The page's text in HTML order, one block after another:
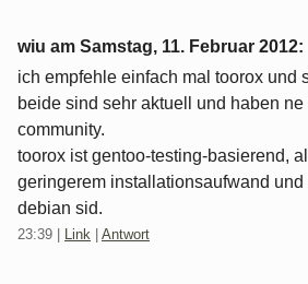
wiu am Samstag, 11. Februar 2012:
ich empfehle einfach mal toorox und
beide sind sehr aktuell und haben
community.
toorox ist gentoo-testing-basierend,
geringerem installationsaufwand
debian sid.
23:39 Link Antwort